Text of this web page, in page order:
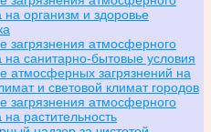
на организм и здоровье
загрязнения атмосферного
на санитарно-бытовые условия
атмосферных загрязнений на
и световой климат городов
загрязнения атмосферного
на растительность